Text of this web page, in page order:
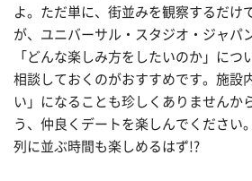
よ。ただ単に、街並みを観察するだけ
が、ユニバーサル・スタジオ・ジャパ
「どんな楽しみ方をしたいのか」につ
相談しておくのがおすすめです。施設
い」になることも珍しくありませんか
う、仲良くデートを楽しんでください
列に並ぶ時間も楽しめるはず!?